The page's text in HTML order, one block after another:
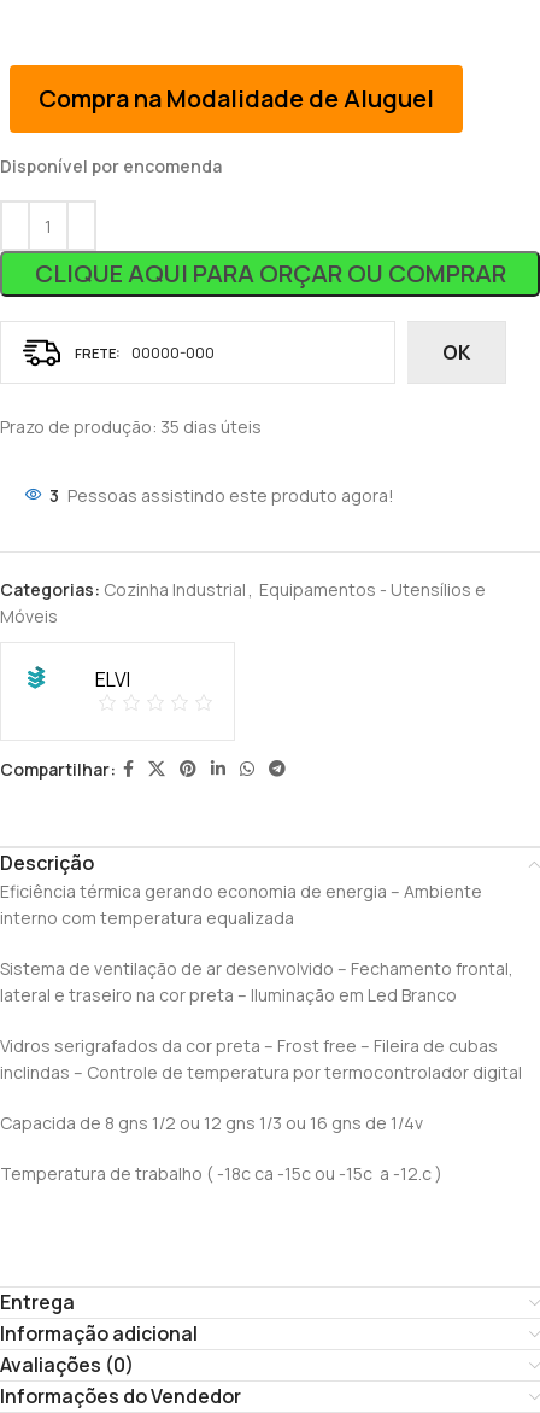
Compra na Modalidade de Aluguel
Disponível por encomenda
CLIQUE AQUI PARA ORÇAR OU COMPRAR
OK
Prazo de produção: 35 dias úteis
3 Pessoas assistindo este produto agora!
Categorias: Cozinha Industrial , Equipamentos - Utensílios e
Móveis
ELVI
Compartilhar:
Descrição
Eficiência térmica gerando economia de energia – Ambiente
interno com temperatura equalizada
Sistema de ventilação de ar desenvolvido – Fechamento frontal,
lateral e traseiro na cor preta – Iluminação em Led Branco
Vidros serigrafados da cor preta – Frost free – Fileira de cubas
inclindas – Controle de temperatura por termocontrolador digital
Capacida de 8 gns 1/2 ou 12 gns 1/3 ou 16 gns de 1/4v
Temperatura de trabalho ( -18c ca -15c ou -15c a -12.c )
Entrega
Informação adicional
Avaliações (0)
Informações do Vendedor